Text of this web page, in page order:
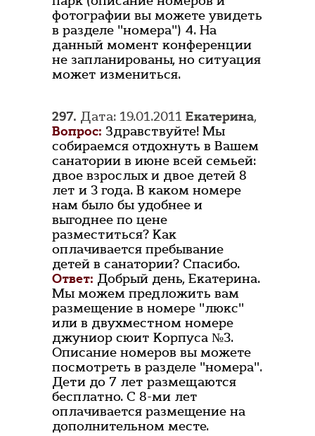
фотографии вы можете увидеть
в разделе "номера") 4. На
данный момент конференции
не запланированы, но ситуация
может измениться.
297. Дата: 19.01.2011 Екатерина,
Вопрос: Здравствуйте! Мы
собираемся отдохнуть в Вашем
санатории в июне всей семьей:
двое взрослых и двое детей 8
лет и 3 года. В каком номере
нам было бы удобнее и
выгоднее по цене
разместиться? Как
оплачивается пребывание
детей в санатории? Спасибо.
Ответ: Добрый день, Екатерина.
Мы можем предложить вам
размещение в номере "люкс"
или в двухместном номере
джуниор сюит Корпуса №3.
Описание номеров вы можете
посмотреть в разделе "номера".
Дети до 7 лет размещаются
бесплатно. С 8-ми лет
оплачивается размещение на
дополнительном месте.